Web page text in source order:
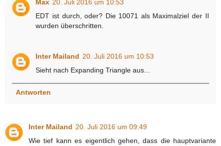
Max 20. Juli 2016 um 10:53
EDT ist durch, oder? Die 10071 als Maximalziel der II
wurden überschritten.
Inter Mailand 20. Juli 2016 um 10:53
Sieht nach Expanding Triangle aus...
Antworten
Inter Mailand 20. Juli 2016 um 09:49
Wie tief kann es eigentlich gehen, dass die hauptvariante